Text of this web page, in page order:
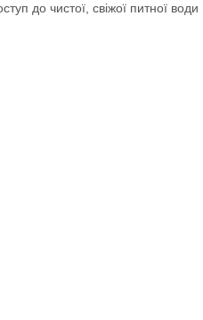
до чистої, свіжої питної води